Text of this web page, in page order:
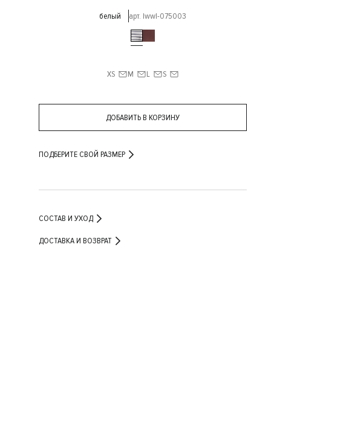
белый арт. lwwl-075003
XS M L S
ДОБАВИТЬ В КОРЗИНУ
ПОДБЕРИТЕ СВОЙ РАЗМЕР
СОСТАВ И УХОД
ДОСТАВКА И ВОЗВРАТ